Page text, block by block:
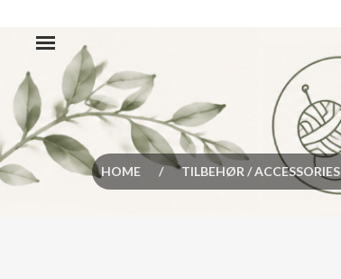
HOME / TILBEHØR / ACCESSORIES